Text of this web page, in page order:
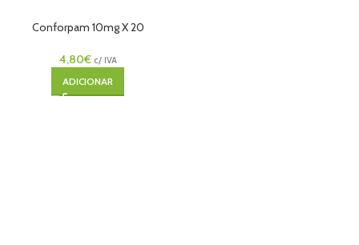
Conforpam 10mg X 20
4,80€ c/ IVA
ADICIONAR